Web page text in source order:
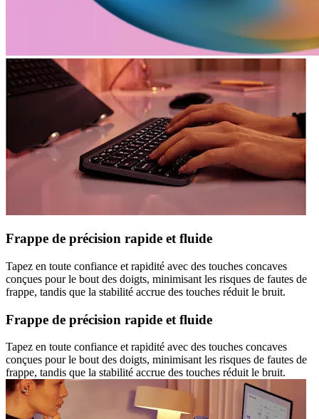
Frappe de précision rapide et fluide
Tapez en toute confiance et rapidité avec des touches concaves
conçues pour le bout des doigts, minimisant les risques de fautes de
frappe, tandis que la stabilité accrue des touches réduit le bruit.
Frappe de précision rapide et fluide
Tapez en toute confiance et rapidité avec des touches concaves
conçues pour le bout des doigts, minimisant les risques de fautes de
frappe, tandis que la stabilité accrue des touches réduit le bruit.